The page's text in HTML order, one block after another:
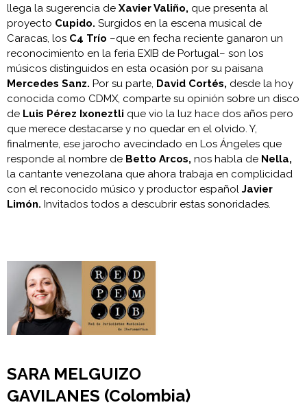
llega la sugerencia de Xavier Valiño, que presenta al
proyecto Cupido. Surgidos en la escena musical de
Caracas, los C4 Trío –que en fecha reciente ganaron un
reconocimiento en la feria EXIB de Portugal– son los
músicos distinguidos en esta ocasión por su paisana
Mercedes Sanz. Por su parte, David Cortés, desde la hoy
conocida como CDMX, comparte su opinión sobre un disco
de Luis Pérez Ixoneztli que vio la luz hace dos años pero
que merece destacarse y no quedar en el olvido. Y,
finalmente, ese jarocho avecindado en Los Ángeles que
responde al nombre de Betto Arcos, nos habla de Nella,
la cantante venezolana que ahora trabaja en complicidad
con el reconocido músico y productor español Javier
Limón. Invitados todos a descubrir estas sonoridades.
SARA MELGUIZO
GAVILANES (Colombia)